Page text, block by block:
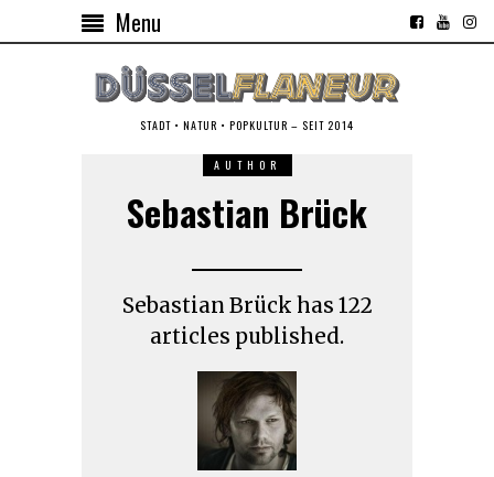
Menu
STADT • NATUR • POPKULTUR – SEIT 2014
AUTHOR
Sebastian Brück
Sebastian Brück has 122
articles published.